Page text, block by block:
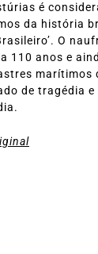
é
da história
O
110 anos e
marítimos
de tragédia